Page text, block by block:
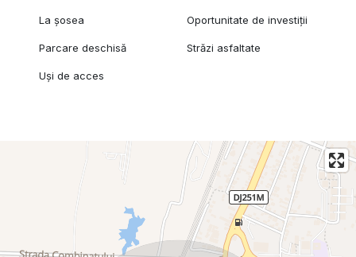
La șosea Oportunitate de investiții
Parcare deschisă Străzi asfaltate
Uși de acces